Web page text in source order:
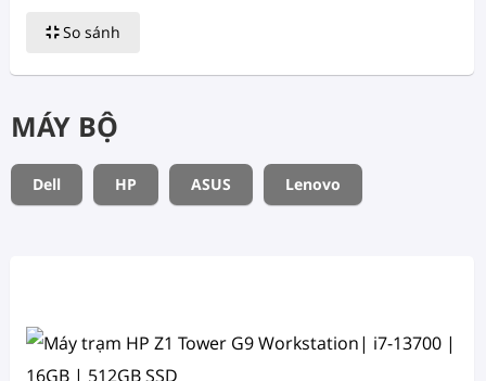
So sánh
MÁY BỘ
Dell HP ASUS Lenovo